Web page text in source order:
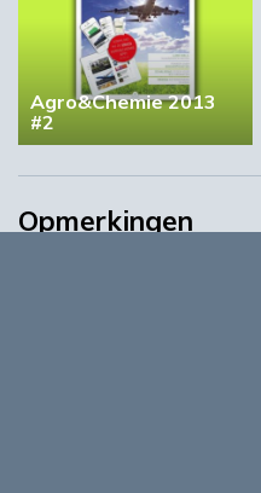
Agro&Chemie 2013
#2
Opmerkingen